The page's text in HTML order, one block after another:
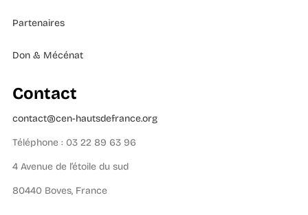
Partenaires
Don & Mécénat
Contact
contact@cen-hautsdefrance.org
Téléphone : 03 22 89 63 96
4 Avenue de l’étoile du sud
80440 Boves, France